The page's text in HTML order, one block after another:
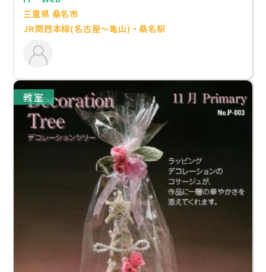
三重県 桑名市
JR関西本線(名古屋～亀山)・桑名駅
教室